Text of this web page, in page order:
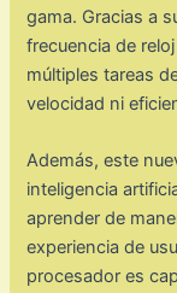
gama. Gracias a
frecuencia de
múltiples tareas
velocidad ni
Además, este
inteligencia
aprender de
experiencia de
procesador es